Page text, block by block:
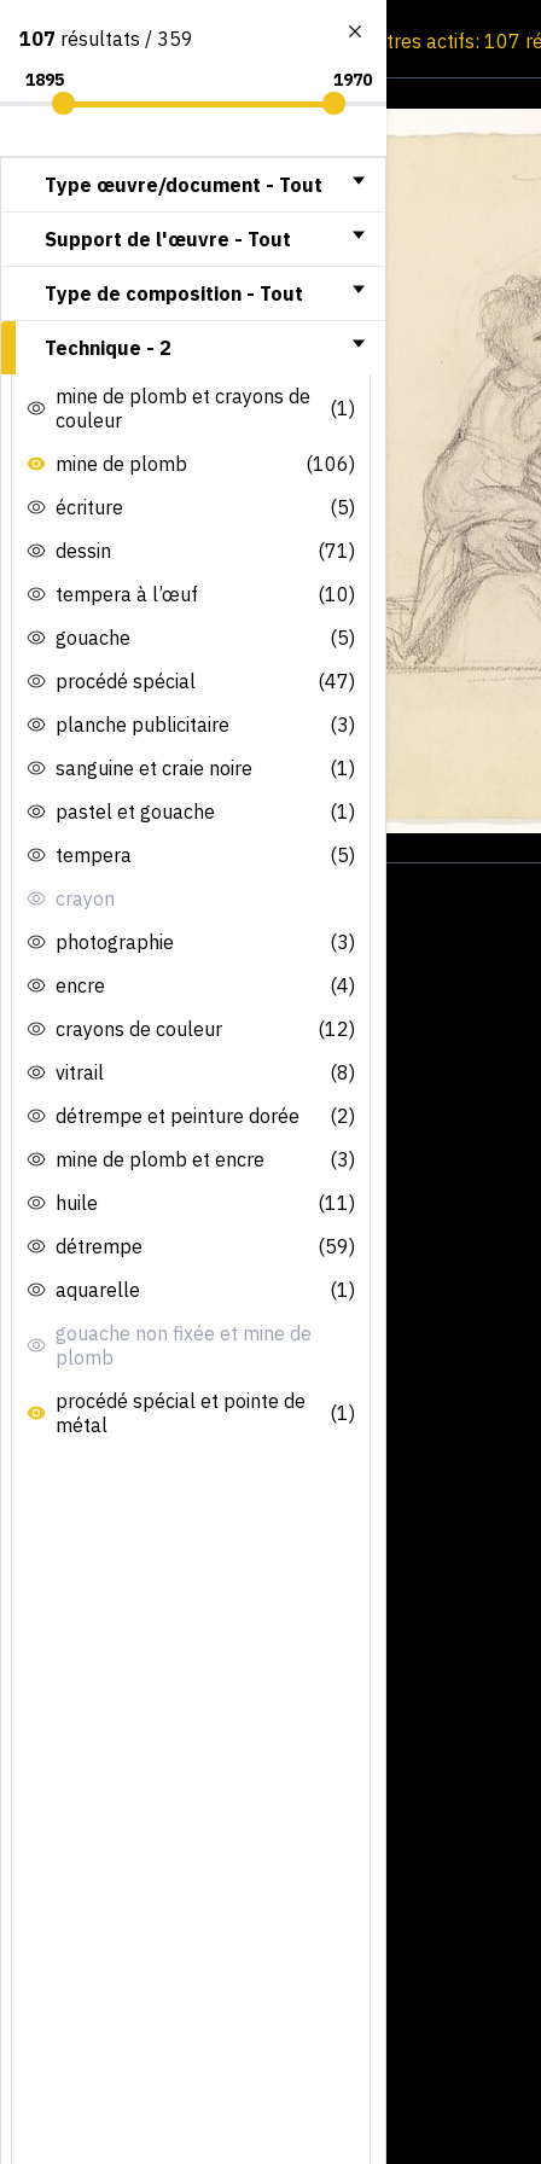
Consultation par image Filtres actifs: 107
107 résultats / 359
Type œuvre/document - Tout
Support de l'œuvre - Tout
Type de composition - Tout
Technique - 2
mine de plomb et crayons de
couleur
(1)
mine de plomb
(106)
écriture
(5)
dessin
(71)
tempera à l’œuf
(10)
gouache
(5)
procédé spécial
(47)
planche publicitaire
(3)
sanguine et craie noire
(1)
pastel et gouache
(1)
tempera
(5)
crayon
photographie
(3)
encre
(4)
crayons de couleur
(12)
vitrail
(8)
détrempe et peinture dorée
(2)
mine de plomb et encre
(3)
huile
(11)
détrempe
(59)
aquarelle
(1)
gouache non fixée et mine de
plomb
procédé spécial et pointe de
métal
(1)